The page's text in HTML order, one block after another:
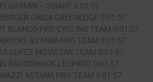
GARMIN – SHARP 0:01:57
ORICA GREENEDGE 0:01:57
BLANCO PRO CYCLING TEAM 0:01:57
ASTANA PRO TEAM 0:01:57
LOPEZ MOVISTAR TEAM 0:01:57
RADIOSHACK LEOPARD 0:01:57
ASTANA PRO TEAM 0:01:57